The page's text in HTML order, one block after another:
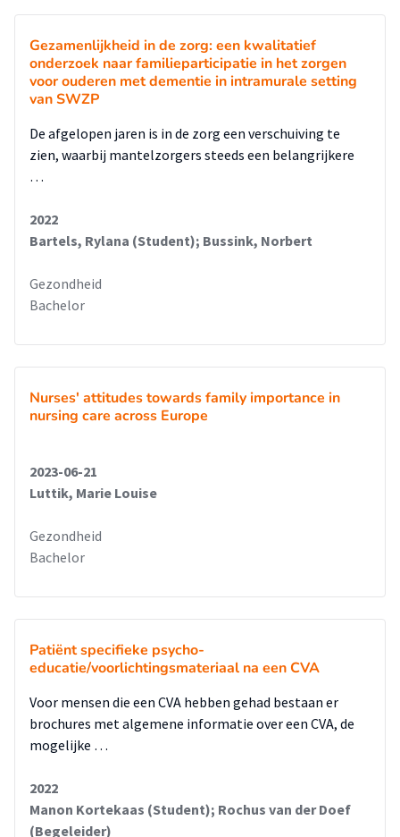
Gezamenlijkheid in de zorg: een kwalitatief
onderzoek naar familieparticipatie in het zorgen
voor ouderen met dementie in intramurale setting
van SWZP
De afgelopen jaren is in de zorg een verschuiving te
zien, waarbij mantelzorgers steeds een belangrijkere
…
2022
Bartels, Rylana (Student); Bussink, Norbert
Gezondheid
Bachelor
Nurses' attitudes towards family importance in
nursing care across Europe
2023-06-21
Luttik, Marie Louise
Gezondheid
Bachelor
Patiënt specifieke psycho-
educatie/voorlichtingsmateriaal na een CVA
Voor mensen die een CVA hebben gehad bestaan er
brochures met algemene informatie over een CVA, de
mogelijke …
2022
Manon Kortekaas (Student); Rochus van der Doef
(Begeleider)